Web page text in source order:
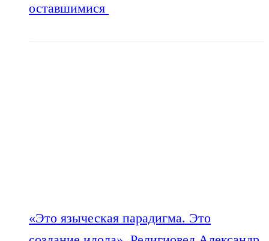
оставшимися
«Это языческая парадигма. Это